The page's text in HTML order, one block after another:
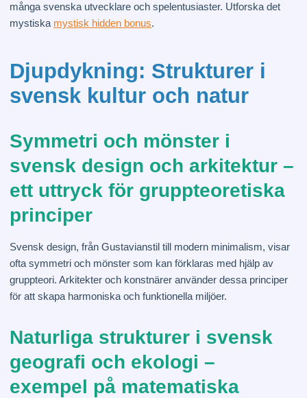
många svenska utvecklare och spelentusiaster. Utforska det
mystiska mystisk hidden bonus.
Djupdykning: Strukturer i
svensk kultur och natur
Symmetri och mönster i
svensk design och arkitektur –
ett uttryck för gruppteoretiska
principer
Svensk design, från Gustavianstil till modern minimalism, visar
ofta symmetri och mönster som kan förklaras med hjälp av
gruppteori. Arkitekter och konstnärer använder dessa principer
för att skapa harmoniska och funktionella miljöer.
Naturliga strukturer i svensk
geografi och ekologi –
exempel på matematiska